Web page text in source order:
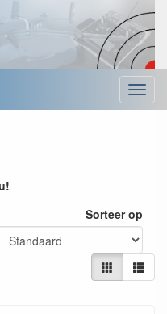
Menu
Sorteer op